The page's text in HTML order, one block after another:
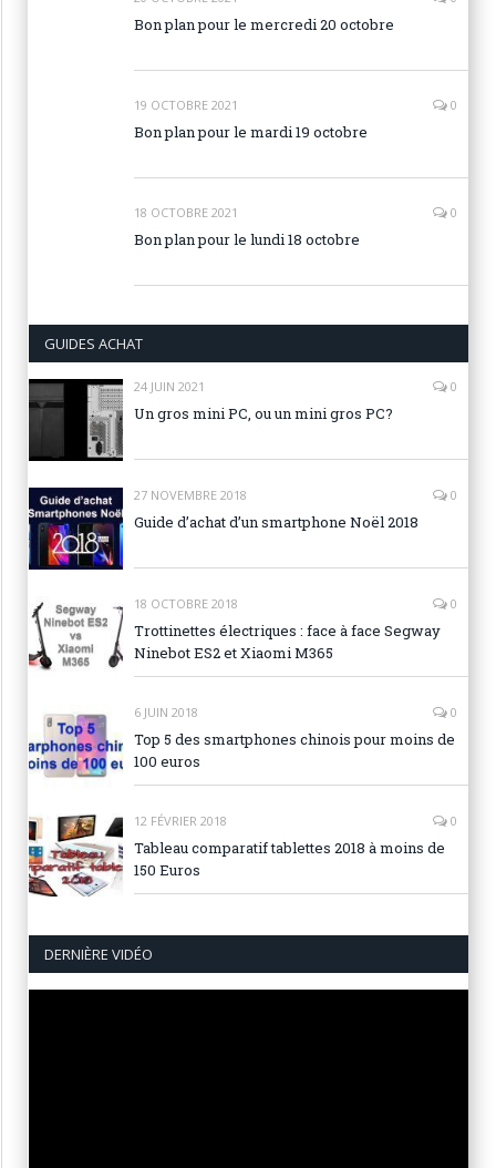
Bon plan pour le mercredi 20 octobre
19 OCTOBRE 2021 0
Bon plan pour le mardi 19 octobre
18 OCTOBRE 2021 0
Bon plan pour le lundi 18 octobre
GUIDES ACHAT
24 JUIN 2021 0
Un gros mini PC, ou un mini gros PC?
27 NOVEMBRE 2018 0
Guide d’achat d’un smartphone Noël 2018
18 OCTOBRE 2018 0
Trottinettes électriques : face à face Segway
Ninebot ES2 et Xiaomi M365
6 JUIN 2018 0
Top 5 des smartphones chinois pour moins de
100 euros
12 FÉVRIER 2018 0
Tableau comparatif tablettes 2018 à moins de
150 Euros
DERNIÈRE VIDÉO